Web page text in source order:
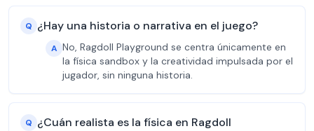
Q ¿Hay una historia o narrativa en el juego?
A No, Ragdoll Playground se centra únicamente en
la física sandbox y la creatividad impulsada por el
jugador, sin ninguna historia.
Q ¿Cuán realista es la física en Ragdoll